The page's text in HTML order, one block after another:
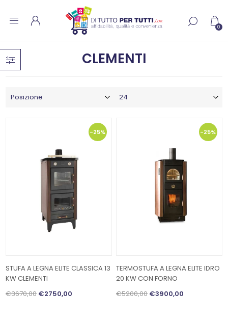
0
CLEMENTI
-25%
STUFA A LEGNA ELITE CLASSICA 13
KW CLEMENTI
€3670,00 €2750,00
-25%
TERMOSTUFA A LEGNA ELITE IDRO
20 KW CON FORNO
€5200,00€3900,00